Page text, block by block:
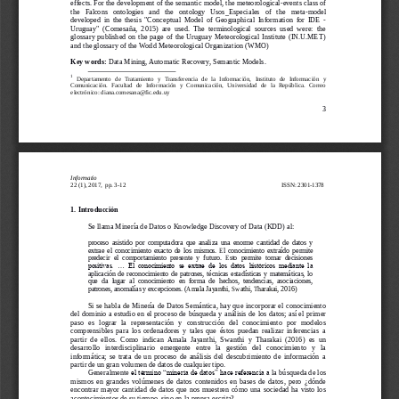
3
effects. For the development of the semantic model, the meteorological-events class of
the   Falcons   ontologies   and   the   ontology   Usos_Especiales   of   the   meta-model
developed  in  the  thesis  "Conceptual  Model  of  Geographical  Information  for  IDE -
Uruguay"  (Comesaña,  2015) are  used.  The  terminological  sources  used  were:  the
glossary  published  on  the  page  of  the  Uruguay  Meteorological  Institute  (IN.U.MET)
and the glossary of the World Meteorological Organization (WMO)
Key words: Data Mining, Automatic Recovery, Semantic Models
1 Departamento   de  Tratamiento   y  Transferencia   de   la   Información,   Instituto   de   Información   y
Comunicación.
Facultad  de  Información   y   Comunicación,  Universidad  de   la   República.  Correo
electrónico: diana.comesana@fic.edu.uy
Informatio
22 (1), 2017, pp. 3 12 ISSN: 2301- 1378
1. Introducción
Se llama Minería de Datos o Knowledge Discovery of Data (KDD) al:
proceso  asistido  por  computadora  que  analiza  una  enorme  cantidad  de  datos  y
extrae  el  conocimiento  exacto  de  los  mismos.  El  conocimiento  extraído permite
predecir  el  comportamiento  presente  y  futuro.  Esto  permite  tomar  decisiones
positivas.  ...  El  conocimiento  se  extrae  de  los  datos  históricos  mediante  la
aplicación  de  reconocimiento  de  patrones,  técnicas  estadísticas  y  matemáticas,  lo
que  da  lugar  al  conocimiento  en  forma  de  hechos,  tendencias,  asociaciones,
patrones, anomalías y excepciones. (Amala Jayanthi, Swathi, Tharakai, 2016)
Si se habla de Minería de Datos Semántica, hay que incorporar el conocimiento
del dominio a estudio en el proceso de búsqueda y análisis de los datos; así el primer
paso es  lograr  la  representación   y
construcción  del  conocimiento  por  modelos
comprensibles  para  los  ordenadores  y  tales  que  éstos  puedan  realizar  inferencias  a
partir  de  ellos.
Como  indican  Amala  Jayanthi,  Swanthi  y  Tharakai  (2016) es  un
desarrollo   interdisciplinario   emergente   entre   la   gestión   del   conocimiento   y   la
informática;  se  trata  de  un  proceso  de  análisis  del  descubrimiento  de  información  a
partir de un gran volumen de datos de cualquier tipo.
Generalmente el término “minería de datos” hace referencia a la búsqueda de los
mismos  en  grandes  volúmenes  de  datos  contenidos  en  bases  de  datos,  pero  ¿dónde
encontrar mayor  cantidad  de  datos  que  nos  muestren  cómo  una  sociedad  ha  visto  los
acontecimientos de su tiempo, sino en la prensa escrita?